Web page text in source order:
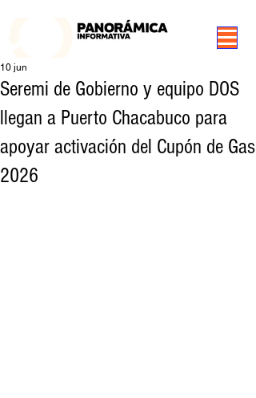
Seremi de Gobierno y equipo DOS
llegan a Puerto Chacabuco para
apoyar activación del Cupón de Gas
2026
10 jun